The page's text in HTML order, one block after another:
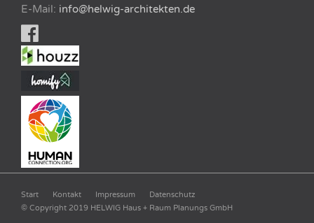
E-Mail: info@helwig-architekten.de
Start Kontakt Impressum
Datenschutz
© Copyright 2019 HELWIG Haus + Raum Planungs GmbH